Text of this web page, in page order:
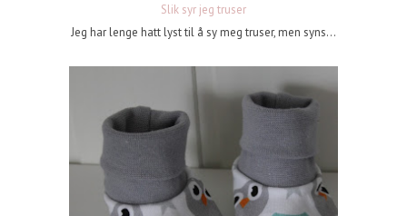
Slik syr jeg truser
Jeg har lenge hatt lyst til å sy meg truser, men syns...